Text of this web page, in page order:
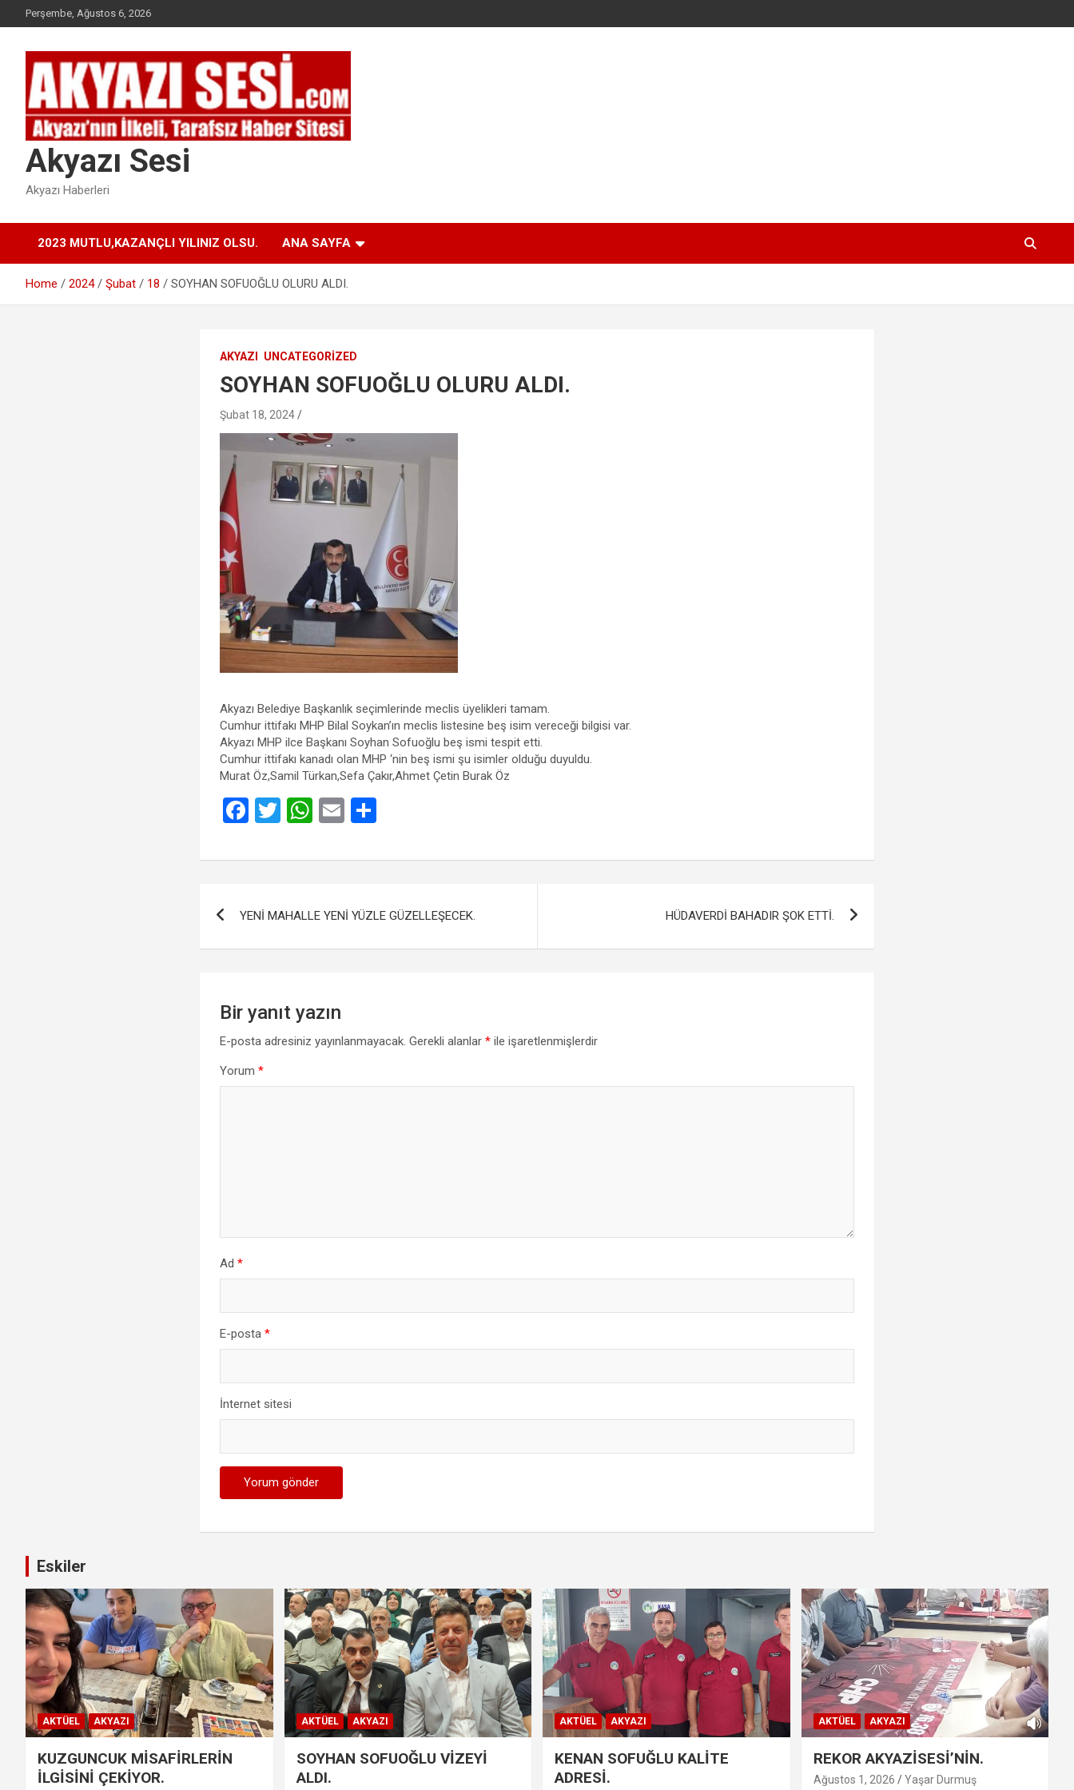
to
Perşembe, Ağustos 6, 2026
Akyazı Sesi
Akyazı Haberleri
2023 MUTLU,KAZANÇLI YILINIZ OLSU. ANA SAYFA
Home 2024 Şubat 18 SOYHAN SOFUOĞLU OLURU ALDI.
AKYAZI UNCATEGORIZED
SOYHAN SOFUOĞLU OLURU ALDI.
Şubat 18, 2024
Akyazı Belediye Başkanlık seçimlerinde meclis üyelikleri tamam.
Cumhur ittifakı MHP Bilal Soykan’ın meclis listesine beş isim vereceği bilgisi var.
Akyazı MHP ilce Başkanı Soyhan Sofuoğlu beş ismi tespit etti.
Cumhur ittifakı kanadı olan MHP ‘nin beş ismi şu isimler olduğu duyuldu.
Murat Öz,Samil Türkan,Sefa Çakır,Ahmet Çetin Burak Öz
F
ce
o
T
tt
W
at
A
E
ail ar
YENİ MAHALLE YENİ YÜZLE GÜZELLEŞECEK. HÜDAVERDİ BAHADIR ŞOK ETTİ.
Bir yanıt yazın
E-posta adresiniz yayınlanmayacak. Gerekli alanlar* ile işaretlenmişlerdir
Yorum*
Ad*
E-posta*
İnternet sitesi
Eskiler
AKTÜEL AKYAZI
KUZGUNCUK MİSAFİRLERİN
İLGİSİNİ ÇEKİYOR.
AKTÜEL AKYAZI
SOYHAN SOFUOĞLU VİZEYİ
ALDI.
AKTÜEL AKYAZI
KENAN SOFUĞLU KALİTE
ADRESİ.
AKTÜEL AKYAZI
REKOR AKYAZİSESİ’NİN.
Ağustos 1, 2026 Yaşar Durmuş